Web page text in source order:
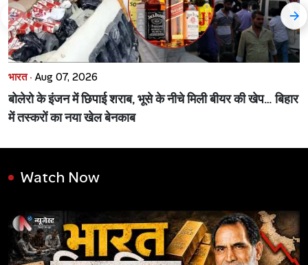
भारत · Aug 07, 2026
बोलेरो के इंजन में छिपाई शराब, भूसे के नीचे मिली बीयर की खेप… बिहार
में तस्करों का नया खेल बेनकाब
Watch Now